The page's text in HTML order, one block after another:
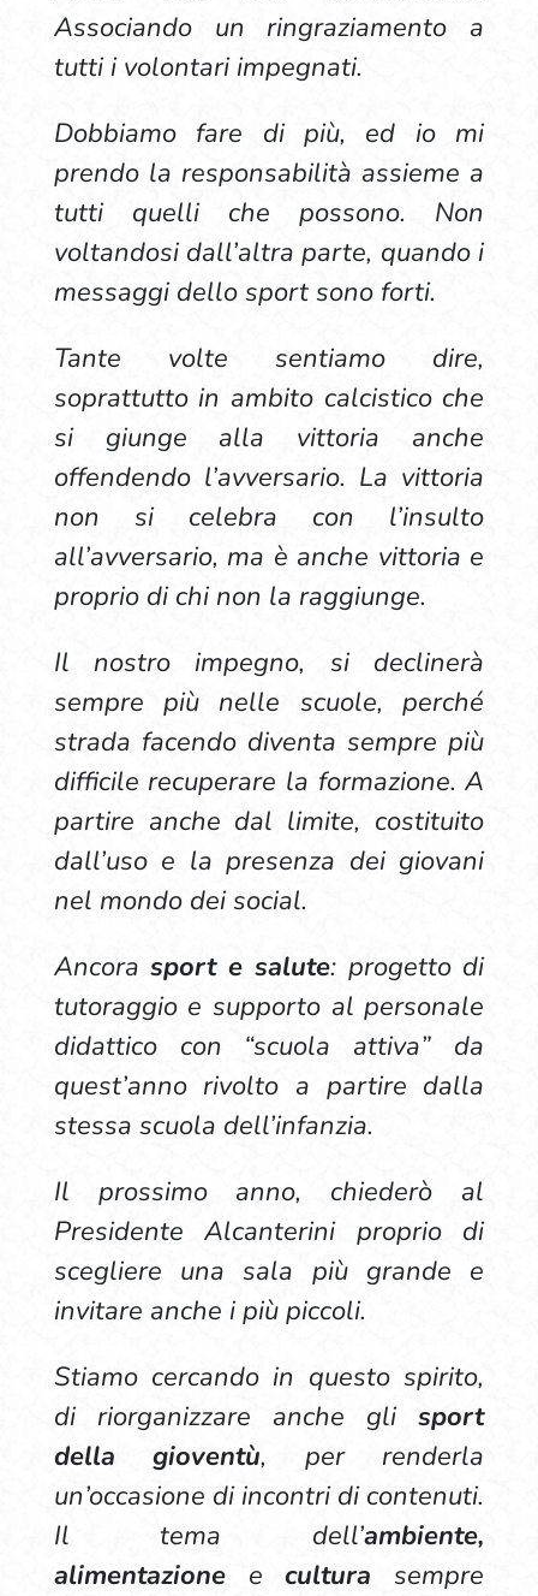
Associando un ringraziamento a
tutti i volontari impegnati.
Dobbiamo fare di più, ed io mi
prendo la responsabilità assieme a
tutti quelli che possono. Non
voltandosi dall’altra parte, quando i
messaggi dello sport sono forti.
Tante volte sentiamo dire,
soprattutto in ambito calcistico che
si giunge alla vittoria anche
offendendo l’avversario. La vittoria
non si celebra con l’insulto
all’avversario, ma è anche vittoria e
proprio di chi non la raggiunge.
Il nostro impegno, si declinerà
sempre più nelle scuole, perché
strada facendo diventa sempre più
difficile recuperare la formazione. A
partire anche dal limite, costituito
dall’uso e la presenza dei giovani
nel mondo dei social.
Ancorasport e salute: progetto di
tutoraggio e supporto al personale
didattico con “scuola attiva” da
quest’anno rivolto a partire dalla
stessa scuola dell’infanzia.
Il prossimo anno, chiederò al
Presidente Alcanterini proprio di
scegliere una sala più grande e
invitare anche i più piccoli.
Stiamo cercando in questo spirito,
di riorganizzare anche glisport
della gioventù, per renderla
un’occasione di incontri di contenuti.
Il tema dell’ambiente,
alimentazioneeculturasempre